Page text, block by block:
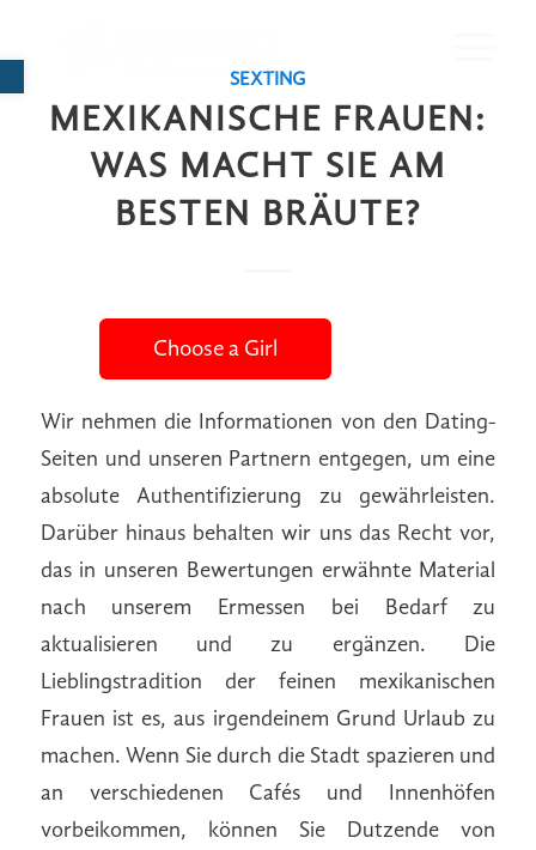
Abrir barra de herramientas SEXTING
MEXIKANISCHE FRAUEN:
WAS MACHT SIE AM
BESTEN BRÄUTE?
Choose a Girl
Wir nehmen die Informationen von den Dating-
Seiten und unseren Partnern entgegen, um eine
absolute Authentifizierung zu gewährleisten.
Darüber hinaus behalten wir uns das Recht vor,
das in unseren Bewertungen erwähnte Material
nach unserem Ermessen bei Bedarf zu
aktualisieren und zu ergänzen. Die
Lieblingstradition der feinen mexikanischen
Frauen ist es, aus irgendeinem Grund Urlaub zu
machen. Wenn Sie durch die Stadt spazieren und
an verschiedenen Cafés und Innenhöfen
vorbeikommen, können Sie Dutzende von